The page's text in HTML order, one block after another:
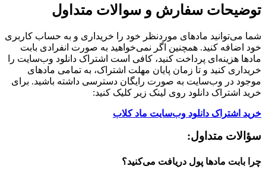
توضیحات سفارش و سوالات متداول
شما می‌توانید مادهای موردنظر خود را خریداری و به حساب کاربری
خود اضافه کنید. همچنین اگر نمی‌خواهید به صورت انفرادی بابت
مادها هزینه‌ای پرداخت کنید، کافی است اشتراک دانلود وب‌سایت را
خریداری کنید و تا زمان پایان مهلت اشتراک، به تمامی مادهای
موجود در وب‌سایت به صورت رایگان دسترسی داشته باشید. برای
خرید اشتراک دانلود روی لینک زیر کلیک کنید:
خرید اشتراک دانلود وب‌سایت ماد کلاب
سؤالات متداول:
چرا بابت مادها پول دریافت می‌کنید؟